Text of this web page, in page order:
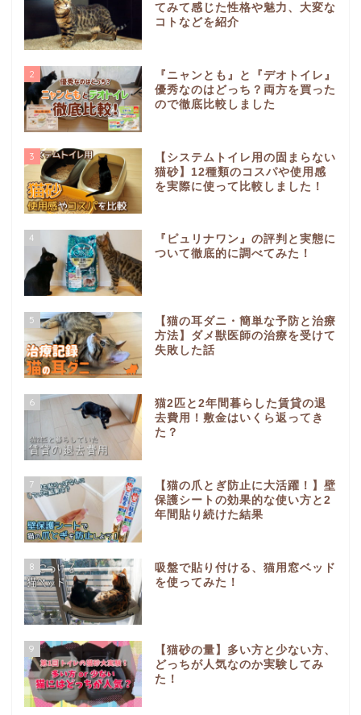
てみて感じた性格や魅力、大変な
コトなどを紹介
2
『ニャンとも』と『デオトイレ』
優秀なのはどっち？両方を買った
ので徹底比較しました
3
【システムトイレ用の固まらない
猫砂】12種類のコスパや使用感
を実際に使って比較しました！
4
『ピュリナワン』の評判と実態に
ついて徹底的に調べてみた！
5
【猫の耳ダニ・簡単な予防と治療
方法】ダメ獣医師の治療を受けて
失敗した話
6
猫2匹と2年間暮らした賃貸の退
去費用！敷金はいくら返ってき
た？
7
【猫の爪とぎ防止に大活躍！】壁
保護シートの効果的な使い方と2
年間貼り続けた結果
8
吸盤で貼り付ける、猫用窓ベッド
を使ってみた！
9
【猫砂の量】多い方と少ない方、
どっちが人気なのか実験してみ
た！